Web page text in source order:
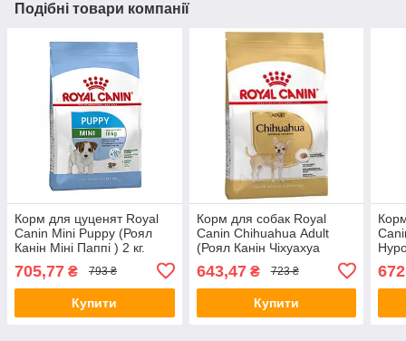
Подібні товари компанії
Корм для цуценят Royal
Canin Mini Puppy (Роял
Канін Міні Паппі ) 2 кг.
705,77 ₴ 793 ₴
Купити
Корм для собак Royal
Canin Chihuahua Аdult
(Роял Канін Чіхуахуа
643,47₴ 723 ₴
Купити